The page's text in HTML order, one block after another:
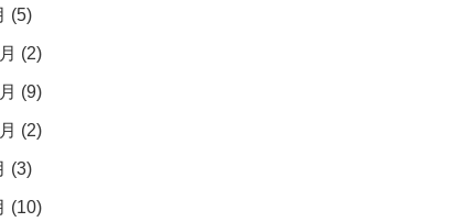
(5)
(2)
(9)
(2)
(3)
(10)